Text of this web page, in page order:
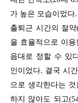
가 높은 모습이었다
출퇴근 시간의 절
을 효율적으로 이
음대로 정할 수 있
인이었다. 결국 시
으로 생각한다는
하지 않아도 되고